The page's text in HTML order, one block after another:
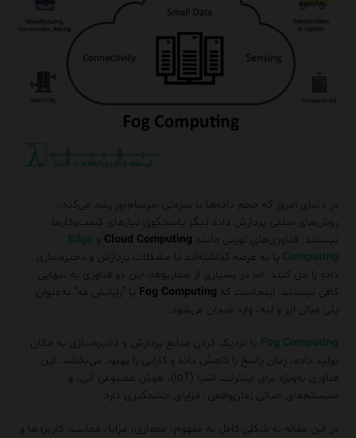
در دنیای امروز که حجم داده‌ها با سرعتی سرسام‌آور رشد می‌کند،
روش‌های سنتی پردازش داده دیگر پاسخگوی نیازهای کسب‌وکارها
نیستند. فناوری‌های نوینی مانند Cloud Computing و Edge
Computing پا به عرصه گذاشته‌اند تا مشکلات پردازش و ذخیره‌سازی
داده را حل کنند. اما در بسیاری از سناریوها، این دو فناوری به تنهایی
کافی نیستند. اینجاست که Fog Computing یا “رایانش مه” به‌عنوان
پلی میان ابر و لبه، وارد میدان می‌شود.
Fog Computing با نزدیک کردن منابع پردازش و ذخیره‌سازی به مکان
تولید داده، زمان پاسخ را کاهش داده و کارایی را بهبود می‌بخشد. این
فناوری به‌ویژه برای اینترنت اشیا (IoT)، هوش مصنوعی آنی، و
سیستم‌های حیاتی زمان‌واقعی، مزایای چشمگیری دارد.
در این مقاله به شکلی کامل به مفهوم، معماری، مزایا، معایب، کاربردها و